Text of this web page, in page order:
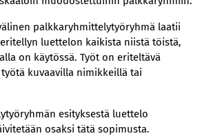
palkkaryhmittelytyöryhmä laatii
luettelon kaikista niistä töistä,
on käytössä. Työt on eriteltävä
kuvaavilla nimikkeillä tai
esityksestä luettelo
osaksi tätä sopimusta.